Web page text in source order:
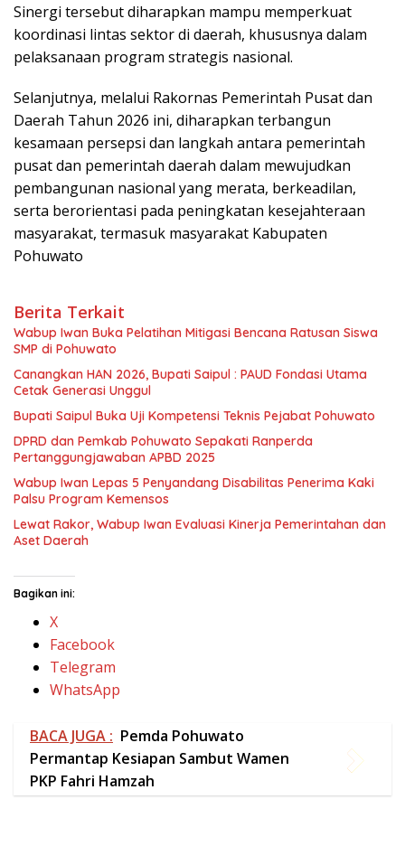
Sinergi tersebut diharapkan mampu memperkuat
koordinasi lintas sektor di daerah, khususnya dalam
pelaksanaan program strategis nasional.
Selanjutnya, melalui Rakornas Pemerintah Pusat dan
Daerah Tahun 2026 ini, diharapkan terbangun
kesamaan persepsi dan langkah antara pemerintah
pusat dan pemerintah daerah dalam mewujudkan
pembangunan nasional yang merata, berkeadilan,
serta berorientasi pada peningkatan kesejahteraan
masyarakat, termasuk masyarakat Kabupaten
Pohuwato
Berita Terkait
Wabup Iwan Buka Pelatihan Mitigasi Bencana Ratusan Siswa
SMP di Pohuwato
Canangkan HAN 2026, Bupati Saipul : PAUD Fondasi Utama
Cetak Generasi Unggul
Bupati Saipul Buka Uji Kompetensi Teknis Pejabat Pohuwato
DPRD dan Pemkab Pohuwato Sepakati Ranperda
Pertanggungjawaban APBD 2025
Wabup Iwan Lepas 5 Penyandang Disabilitas Penerima Kaki
Palsu Program Kemensos
Lewat Rakor, ​Wabup Iwan Evaluasi Kinerja Pemerintahan dan
Aset Daerah
Bagikan ini:
X
Facebook
Telegram
WhatsApp
BACA JUGA : Pemda Pohuwato
Permantap Kesiapan Sambut Wamen
PKP Fahri Hamzah